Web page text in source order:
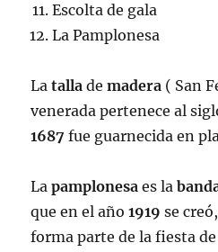
Escolta de gala
La Pamplonesa
Latalla demadera ( San
venerada pertenece al
1687 fue guarnecida en
Lapamplonesa es la
que en el año1919 se
forma parte de la fiesta